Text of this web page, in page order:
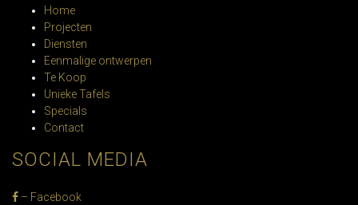
Home
Projecten
Diensten
Eenmalige ontwerpen
Te Koop
Unieke Tafels
Specials
Contact
SOCIAL MEDIA
– Facebook